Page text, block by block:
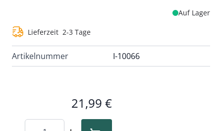
Auf Lager
Lieferzeit 2-3 Tage
Artikelnummer I-10066
21,99 €
Menge